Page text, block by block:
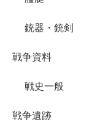
銃器・銃剣
戦争資料
戦史一般
戦争遺跡